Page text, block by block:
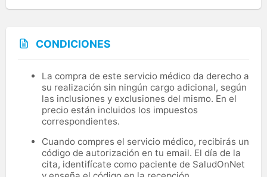
CONDICIONES
La compra de este servicio médico da derecho a
su realización sin ningún cargo adicional, según
las inclusiones y exclusiones del mismo. En el
precio están incluidos los impuestos
correspondientes.
Cuando compres el servicio médico, recibirás un
código de autorización en tu email. El día de la
cita, identifícate como paciente de SaludOnNet